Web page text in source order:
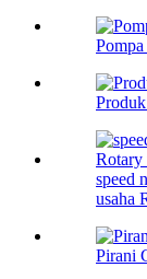
speed
usaha
Pirani